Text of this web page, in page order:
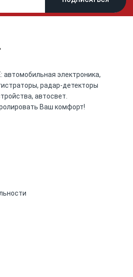
автомобильная электроника,
радар-детекторы
автосвет.
Ваш комфорт!